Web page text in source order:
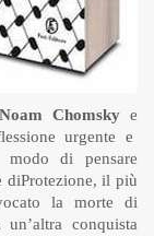
Noam Chomskye
urgente e
modo di pensare
diProtezione, il più
la morte di
conquista